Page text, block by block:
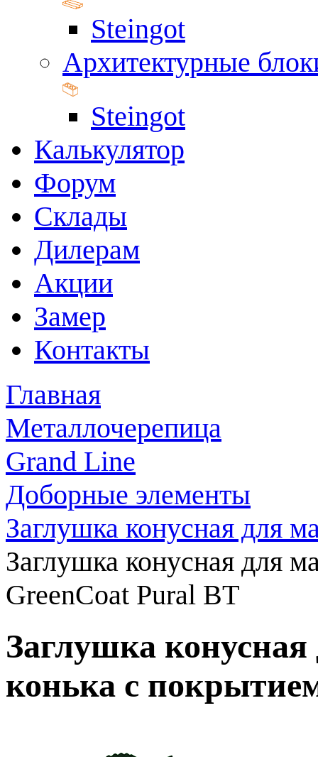
Steingot
Архитектурные
Steingot
Калькулятор
Форум
Склады
Дилерам
Акции
Замер
Контакты
Главная
Металлочерепица
Grand Line
Доборные элементы
Заглушка конусная для
Заглушка конусная для
GreenCoat Pural BT
Заглушка конусная
конька с